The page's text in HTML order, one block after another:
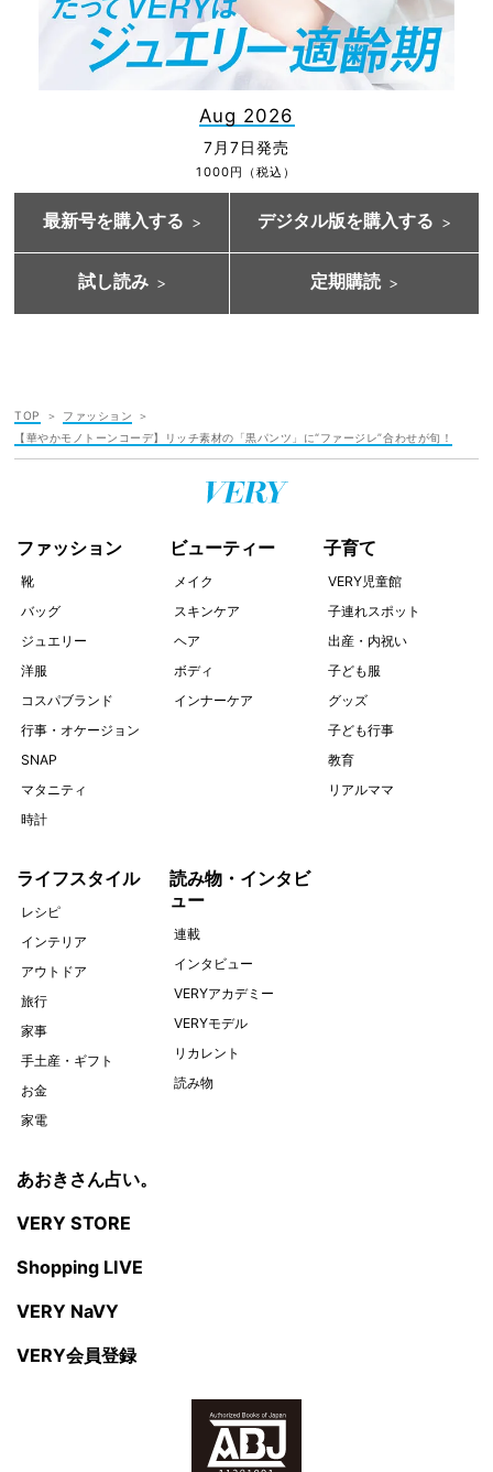
Aug 2026
7月7日発売
1000円（税込）
最新号を購入する デジタル版を購入する
試し読み 定期購読
TOP
ファッション
【華やかモノトーンコーデ】リッチ素材の「黒パンツ」に“ファージレ”合わせが旬！
ファッション
靴
バッグ
ジュエリー
洋服
コスパブランド
行事・オケージョン
SNAP
マタニティ
時計
ビューティー
メイク
スキンケア
ヘア
ボディ
インナーケア
子育て
VERY児童館
子連れスポット
出産・内祝い
子ども服
グッズ
子ども行事
教育
リアルママ
ライフスタイル
レシピ
インテリア
アウトドア
旅行
家事
手土産・ギフト
お金
家電
読み物・インタビ
ュー
連載
インタビュー
VERYアカデミー
VERYモデル
リカレント
読み物
あおきさん占い。
VERY STORE
Shopping LIVE
VERY NaVY
VERY会員登録